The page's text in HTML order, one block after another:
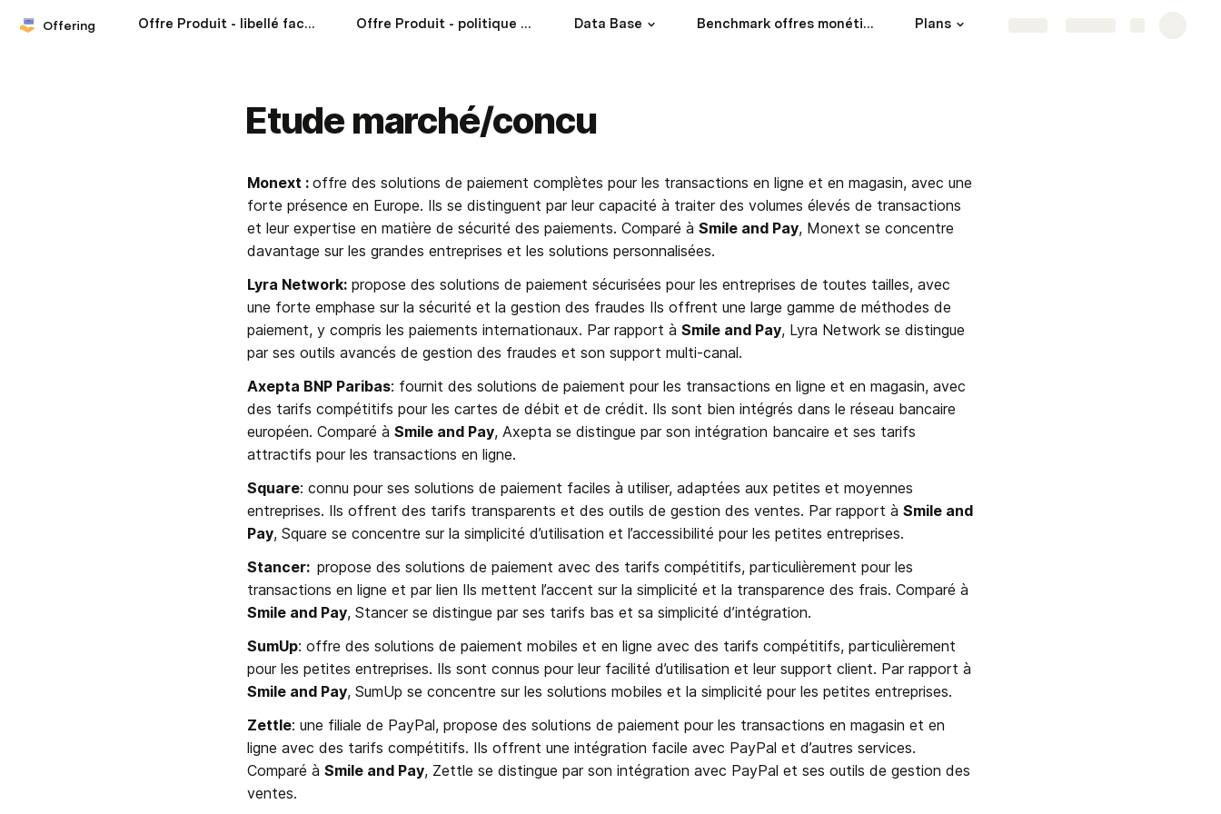
Offering Offre Produit - libellé facture Offre Produit - politique Prix Data Base Benchmark offres monétique Plans
Etude marché/concu
Monext : offre des solutions de paiement complètes pour les transactions en ligne et en magasin, avec une
forte présence en Europe. Ils se distinguent par leur capacité à traiter des volumes élevés de transactions
et leur expertise en matière de sécurité des paiements. Comparé à Smile and Pay, Monext se concentre
davantage sur les grandes entreprises et les solutions personnalisées.
Lyra Network: propose des solutions de paiement sécurisées pour les entreprises de toutes tailles, avec
une forte emphase sur la sécurité et la gestion des fraudes Ils offrent une large gamme de méthodes de
paiement, y compris les paiements internationaux. Par rapport à Smile and Pay, Lyra Network se distingue
par ses outils avancés de gestion des fraudes et son support multi-canal.
Axepta BNP Paribas: fournit des solutions de paiement pour les transactions en ligne et en magasin, avec
des tarifs compétitifs pour les cartes de débit et de crédit. Ils sont bien intégrés dans le réseau bancaire
européen. Comparé à Smile and Pay, Axepta se distingue par son intégration bancaire et ses tarifs
attractifs pour les transactions en ligne.
Square: connu pour ses solutions de paiement faciles à utiliser, adaptées aux petites et moyennes
entreprises. Ils offrent des tarifs transparents et des outils de gestion des ventes. Par rapport à Smile and
Pay, Square se concentre sur la simplicité d’utilisation et l’accessibilité pour les petites entreprises.
Stancer: propose des solutions de paiement avec des tarifs compétitifs, particulièrement pour les
Smile and Pay, Stancer se distingue par ses tarifs bas et sa simplicité d’intégration.
SumUp: offre des solutions de paiement mobiles et en ligne avec des tarifs compétitifs, particulièrement
Smile and Pay, SumUp se concentre sur les solutions mobiles et la simplicité pour les petites entreprises.
Zettle: une filiale de PayPal, propose des solutions de paiement pour les transactions en magasin et en
ligne avec des tarifs compétitifs. Ils offrent une intégration facile avec PayPal et d’autres services.
Comparé à Smile and Pay, Zettle se distingue par son intégration avec PayPal et ses outils de gestion des
ventes.